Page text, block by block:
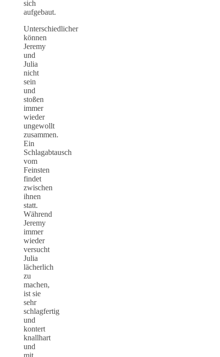
sich
aufgebaut.
Unterschiedlicher
können
Jeremy
und
Julia
nicht
sein
und
stoßen
immer
wieder
ungewollt
zusammen.
Ein
Schlagabtausch
vom
Feinsten
findet
zwischen
ihnen
statt.
Während
Jeremy
immer
wieder
versucht
Julia
lächerlich
zu
machen,
ist sie
sehr
schlagfertig
und
kontert
knallhart
und
mit